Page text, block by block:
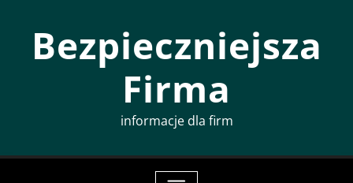
Bezpieczniejsza
Firma
informacje dla firm